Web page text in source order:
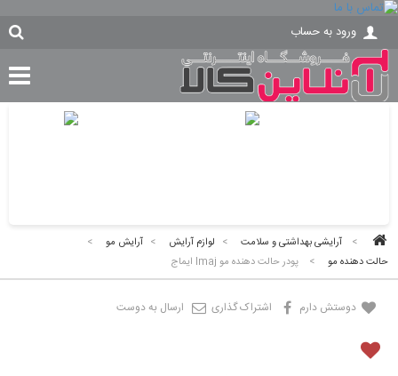
ورود به حساب
> آرایشی بهداشتی و سلامت > لوازم آرایش > آرایش مو
>
حالت دهنده مو
> پودر حالت دهنده مو Imaj ایماج
دوستش دارم اشتراک گذاری ارسال به دوست